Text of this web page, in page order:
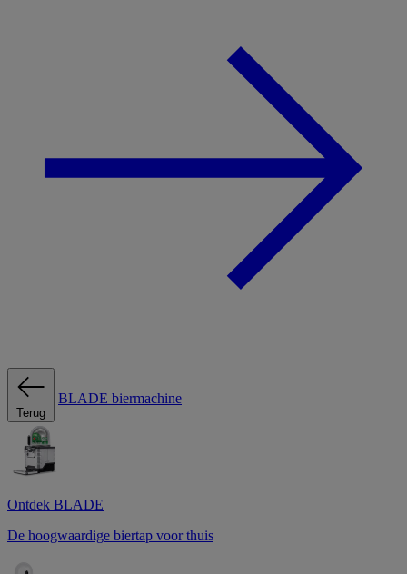
Terug
BLADE biermachine
Ontdek BLADE
De hoogwaardige biertap voor thuis